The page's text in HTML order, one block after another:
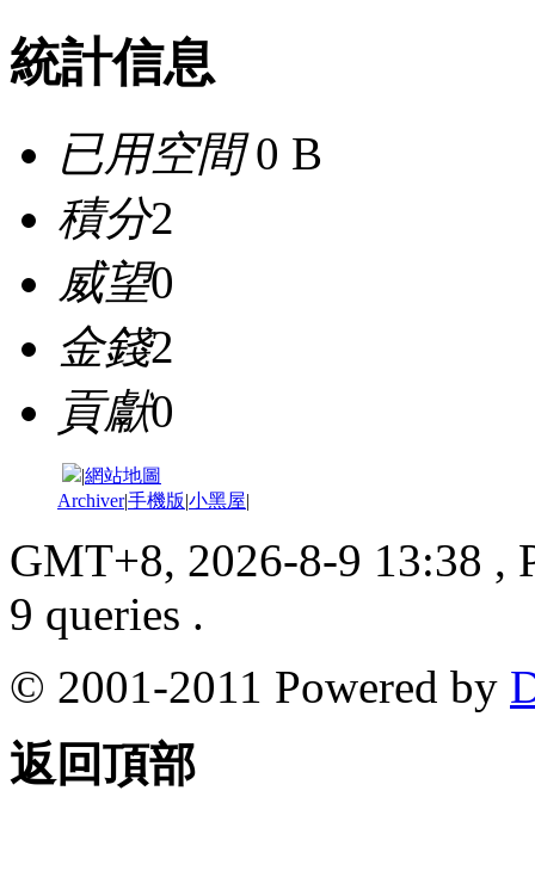
統計信息
已用空間0 B
積分2
威望0
金錢2
貢獻0
|網站地圖
Archiver|手機版|小黑屋|
GMT+8, 2026-8-9 13:38 ,
9 queries .
© 2001-2011 Powered by
返回頂部